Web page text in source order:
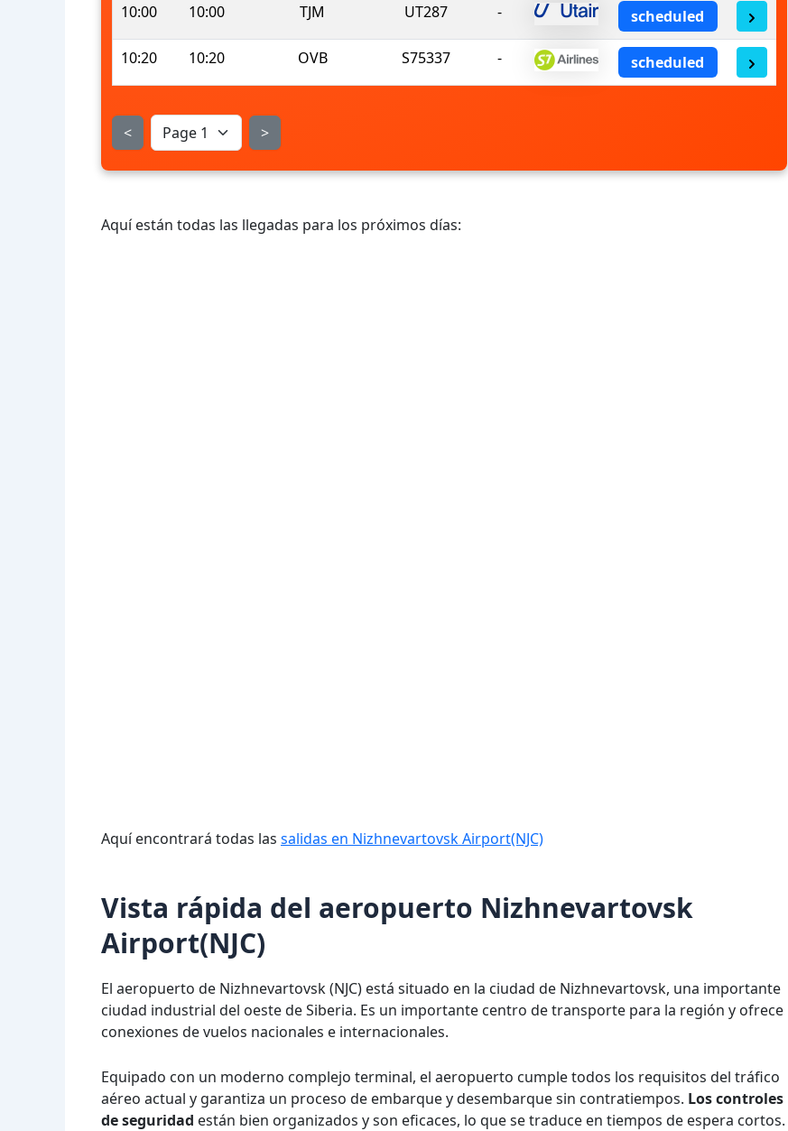
10:00 10:00 TJM UT287 - scheduled
10:20 10:20 OVB S75337 - scheduled
< >
Aquí están todas las llegadas para los próximos días:
Aquí encontrará todas las salidas en Nizhnevartovsk Airport(NJC)
Vista rápida del aeropuerto Nizhnevartovsk
Airport(NJC)
El aeropuerto de Nizhnevartovsk (NJC) está situado en la ciudad de Nizhnevartovsk, una importante
ciudad industrial del oeste de Siberia. Es un importante centro de transporte para la región y ofrece
conexiones de vuelos nacionales e internacionales.
Equipado con un moderno complejo terminal, el aeropuerto cumple todos los requisitos del tráfico
aéreo actual y garantiza un proceso de embarque y desembarque sin contratiempos. Los controles
de seguridad están bien organizados y son eficaces, lo que se traduce en tiempos de espera cortos.